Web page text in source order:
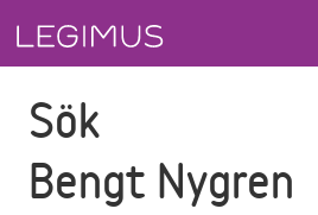
Sök
Bengt Nygren